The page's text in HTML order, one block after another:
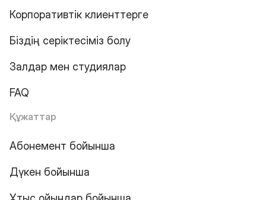
Корпоративтік клиенттерге
Біздің серіктесіміз болу
Залдар мен студиялар
FAQ
Құжаттар
Абонемент бойынша
Дүкен бойынша